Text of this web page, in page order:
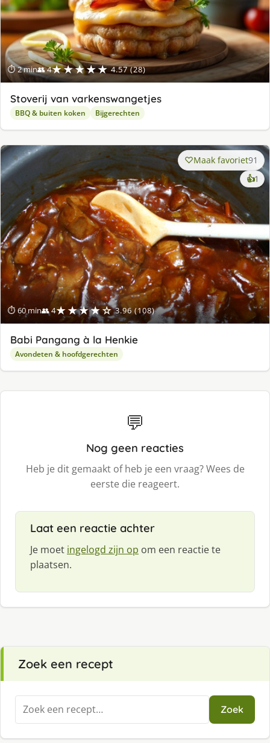
⏱ 2 min👥 4★★★★★ 4.57 (28)
Stoverij van varkenswangetjes
BBQ & buiten koken Bijgerechten
⏱ 60 min👥 4★★★★☆ 3.96 (108)
Maak favoriet91
👍1
Babi Pangang à la Henkie
Avondeten & hoofdgerechten
💬
Nog geen reacties
Heb je dit gemaakt of heb je een vraag? Wees de
eerste die reageert.
Laat een reactie achter
Je moet ingelogd zijn op om een reactie te
plaatsen.
Zoek een recept
Zoeken
naar:
Zoek